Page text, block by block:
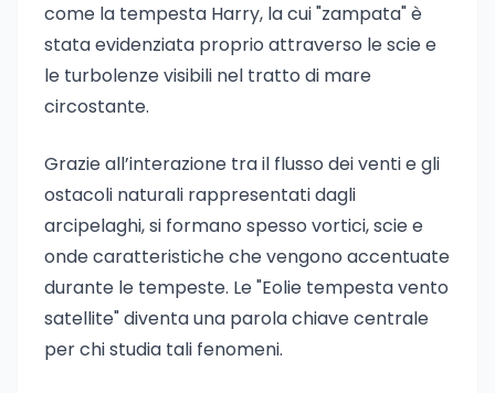
come la tempesta Harry, la cui "zampata" è
stata evidenziata proprio attraverso le scie e
le turbolenze visibili nel tratto di mare
circostante.
Grazie all’interazione tra il flusso dei venti e gli
ostacoli naturali rappresentati dagli
arcipelaghi, si formano spesso vortici, scie e
onde caratteristiche che vengono accentuate
durante le tempeste. Le "Eolie tempesta vento
satellite" diventa una parola chiave centrale
per chi studia tali fenomeni.